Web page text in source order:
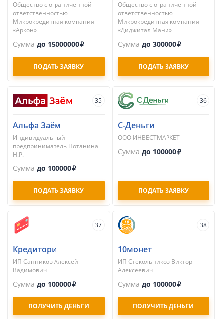
Общество с ограниченной
ответственностью
Микрокредитная компания
«Аркон»
Сумма до 15000000
ПОДАТЬ ЗАЯВКУ
Общество с ограниченной
ответственностью
Микрокредитная компания
«Диджитал Мани»
Сумма до 300000
ПОДАТЬ ЗАЯВКУ
35
Альфа Заём
Индивидуальный
предприниматель Потанина
Н.Р.
Сумма до 100000
ПОДАТЬ ЗАЯВКУ
36
С-Деньги
ООО ИНВЕСТМАРКЕТ
Сумма до 100000
ПОДАТЬ ЗАЯВКУ
37
Кредитори
ИП Санников Алексей
Вадимович
Сумма до 100000
ПОЛУЧИТЬ ДЕНЬГИ
38
10монет
ИП Стекольников Виктор
Алексеевич
Сумма до 100000
ПОЛУЧИТЬ ДЕНЬГИ